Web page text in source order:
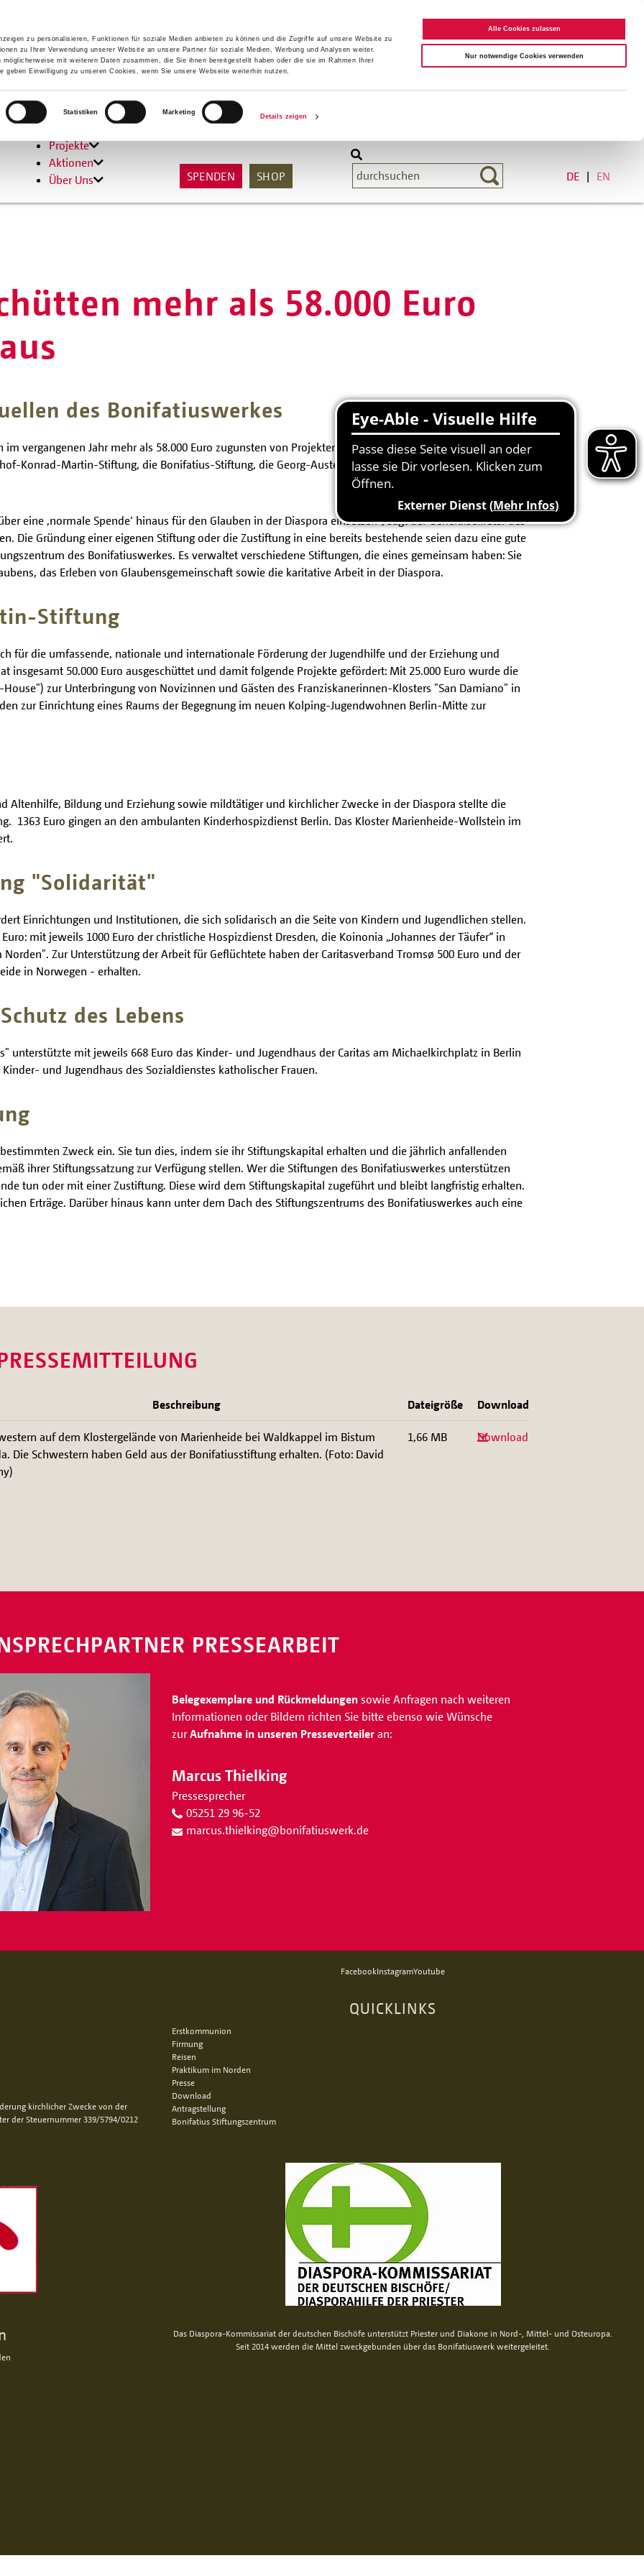
zu personalisieren, Funktionen für soziale Medien anbieten zu können und die Zugriffe auf unsere Website zu
zu Ihrer Verwendung unserer Website an unsere Partner für soziale Medien, Werbung und Analysen weiter.
mit weiteren Daten zusammen, die Sie ihnen bereitgestellt haben oder die sie im Rahmen Ihrer
geben Einwilligung zu unseren Cookies, wenn Sie unsere Webseite weiterhin nutzen.
Statistiken Marketing
Details zeigen
Alle Cookies zulassen
Nur notwendige Cookies verwenden
Hilfen
Projekte
Aktionen
Über Uns
SPENDEN SHOP DE EN
mehr als 58.000 Euro
des Bonifatiuswerkes
vergangenen Jahr mehr als 58.000 Euro zugunsten von Projekten in der Diaspora ausgeschüttet. Zu den
Konrad-Martin-Stiftung, die Bonifatius-Stiftung, die Georg-Austen-Stiftung "Solidarität" und die
eine ‚normale Spende‘ hinaus für den Glauben in der Diaspora einsetzen", sagt der Generalsekretär des
Die Gründung einer eigenen Stiftung oder die Zustiftung in eine bereits bestehende seien dazu eine gute
des Bonifatiuswerkes. Es verwaltet verschiedene Stiftungen, die eines gemeinsam haben: Sie
das Erleben von Glaubensgemeinschaft sowie die karitative Arbeit in der Diaspora.
Stiftung
für die umfassende, nationale und internationale Förderung der Jugendhilfe und der Erziehung und
insgesamt 50.000 Euro ausgeschüttet und damit folgende Projekte gefördert: Mit 25.000 Euro wurde die
zur Unterbringung von Novizinnen und Gästen des Franziskanerinnen-Klosters "San Damiano" in
zur Einrichtung eines Raums der Begegnung im neuen Kolping-Jugendwohnen Berlin-Mitte zur
Altenhilfe, Bildung und Erziehung sowie mildtätiger und kirchlicher Zwecke in der Diaspora stellte die
1363 Euro gingen an den ambulanten Kinderhospizdienst Berlin. Das Kloster Marienheide-Wollstein im
"Solidarität"
Einrichtungen und Institutionen, die sich solidarisch an die Seite von Kindern und Jugendlichen stellen.
mit jeweils 1000 Euro der christliche Hospizdienst Dresden, die Koinonia „Johannes der Täufer“ in
Zur Unterstützung der Arbeit für Geflüchtete haben der Caritasverband Tromsø 500 Euro und der
in Norwegen - erhalten.
des Lebens
unterstützte mit jeweils 668 Euro das Kinder- und Jugendhaus der Caritas am Michaelkirchplatz in Berlin
und Jugendhaus des Sozialdienstes katholischer Frauen.
Zweck ein. Sie tun dies, indem sie ihr Stiftungskapital erhalten und die jährlich anfallenden
ihrer Stiftungssatzung zur Verfügung stellen. Wer die Stiftungen des Bonifatiuswerkes unterstützen
tun oder mit einer Zustiftung. Diese wird dem Stiftungskapital zugeführt und bleibt langfristig erhalten.
Erträge. Darüber hinaus kann unter dem Dach des Stiftungszentrums des Bonifatiuswerkes auch eine
Beschreibung Dateigröße Download
auf dem Klostergelände von Marienheide bei Waldkappel im Bistum
Die Schwestern haben Geld aus der Bonifatiusstiftung erhalten. (Foto: David
1,66 MB Download
PRESSEARBEIT
Belegexemplare und Rückmeldungen sowie Anfragen nach weiteren
Informationen oder Bildern richten Sie bitte ebenso wie Wünsche
zurAufnahme in unseren Presseverteiler an:
Marcus Thielking
Pressesprecher
05251 29 96-52
marcus.thielking@bonifatiuswerk.de
kirchlicher Zwecke von der
der Steuernummer 339/5794/0212
FacebookInstagramYoutube
QUICKLINKS
Erstkommunion
Firmung
Reisen
Praktikum im Norden
Presse
Download
Antragstellung
Bonifatius Stiftungszentrum
Das Diaspora-Kommissariat der deutschen Bischöfe unterstützt Priester und Diakone in Nord-, Mittel- und Osteuropa.
Seit 2014 werden die Mittel zweckgebunden über das Bonifatiuswerk weitergeleitet.